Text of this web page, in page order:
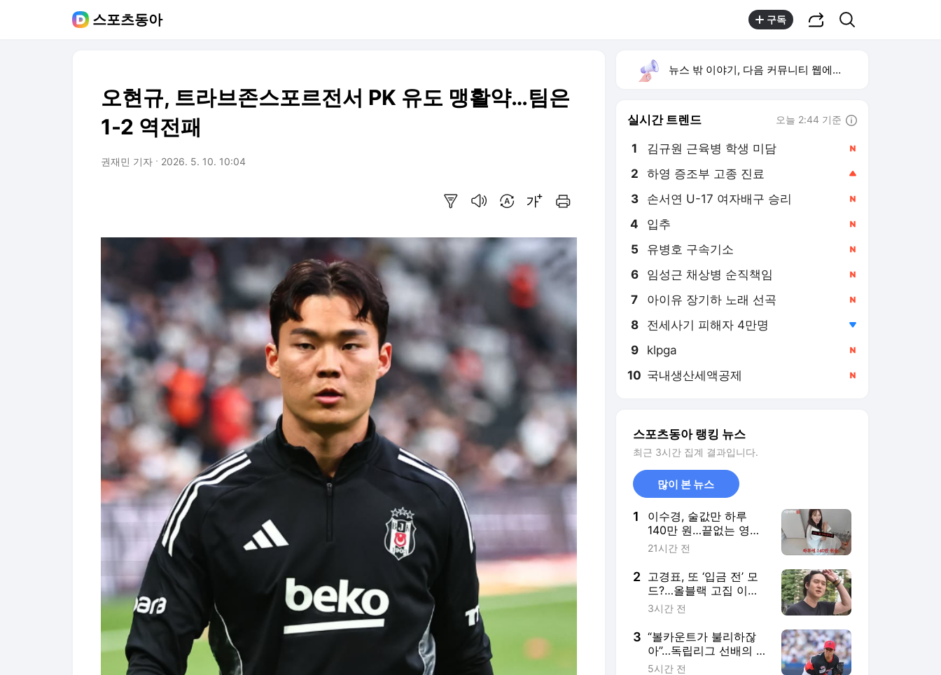
스포츠동아 구독
오현규, 트라브존스포르전서 PK 유도 맹활약…팀은
1-2 역전패
권재민 기자 2026. 5. 10. 10:04
뉴스 밖 이야기, 다음 커뮤니티 웹에서 보기
실시간 트렌드 오늘 2:44 기준
1 김규원 근육병 학생 미담
2 하영 증조부 고종 진료
3 손서연 U-17 여자배구 승리
4 입추
5 유병호 구속기소
6 임성근 채상병 순직책임
7 아이유 장기하 노래 선곡
8 전세사기 피해자 4만명
9 klpga
10 국내생산세액공제
스포츠동아 랭킹 뉴스
최근 3시간 집계 결과입니다.
많이 본 뉴스
1
이수경, 술값만 하루
140만 원…끝없는 영수
증에 제작진 ‘깜짝’
21시간 전
2 고경표, 또 ‘입금 전’ 모
드?…올블랙 고집 이유
“말라보이거든” (나혼
3시간 전
3 “볼카운트가 불리하잖
아”…독립리그 선배의 따
끔한 조언, 정신 차린 시
5시간 전